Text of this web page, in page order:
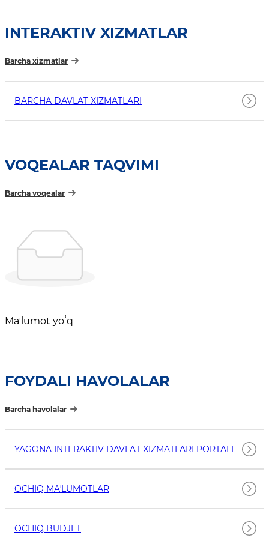
INTERAKTIV XIZMATLAR
Barcha xizmatlar
BARCHA DAVLAT XIZMATLARI
VOQEALAR TAQVIMI
Barcha voqealar
Maʼlumot yoʻq
FOYDALI HAVOLALAR
Barcha havolalar
YAGONA INTERAKTIV DAVLAT XIZMATLARI PORTALI
OCHIQ MAʼLUMOTLAR
OCHIQ BUDJET